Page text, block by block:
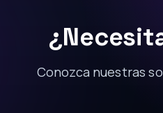
Conozca nuestras